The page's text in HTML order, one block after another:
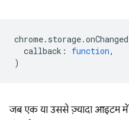
chrome. storage.onChanged
callback : function,
)
जब एक या उससे ज़्यादा आइटम में